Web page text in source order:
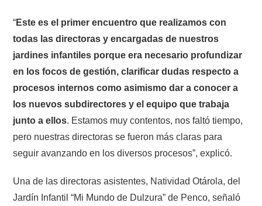
“Este es el primer encuentro que realizamos con
todas las directoras y encargadas de nuestros
jardines infantiles porque era necesario profundizar
en los focos de gestión, clarificar dudas respecto a
procesos internos como asimismo dar a conocer a
los nuevos subdirectores y el equipo que trabaja
junto a ellos. Estamos muy contentos, nos faltó tiempo,
pero nuestras directoras se fueron más claras para
seguir avanzando en los diversos procesos”, explicó.
Una de las directoras asistentes, Natividad Otárola, del
Jardín Infantil “Mi Mundo de Dulzura” de Penco, señaló